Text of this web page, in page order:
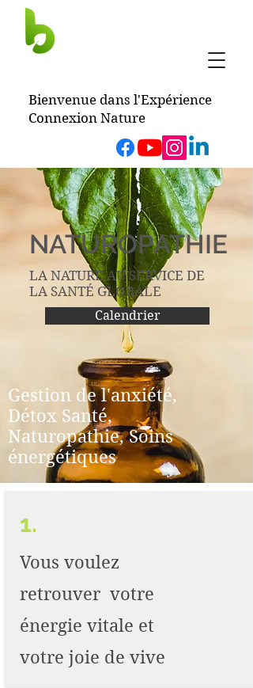
Bienvenue dans l'Expérience
Connexion Nature
NATUROPATHIE
LA NATURE AU SERVICE DE
LA SANTÉ GLOBALE
Calendrier
Gestion de l'anxiété,
Détox Santé,
Naturopathie, Soins
énergétiques
1.
Vous voulez
retrouver votre
énergie vitale et
votre joie de vive